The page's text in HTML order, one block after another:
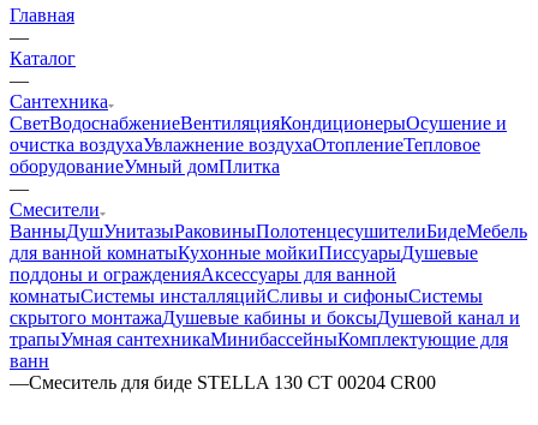
Главная
—
Каталог
—
Сантехника
СветВодоснабжениеВентиляцияКондиционерыОсушение и
очистка воздухаУвлажнение воздухаОтоплениеТепловое
оборудованиеУмный домПлитка
—
Смесители
ВанныДушУнитазыРаковиныПолотенцесушителиБидеМебель
для ванной комнатыКухонные мойкиПиссуарыДушевые
поддоны и огражденияАксессуары для ванной
комнатыСистемы инсталляцийСливы и сифоныСистемы
скрытого монтажаДушевые кабины и боксыДушевой канал и
трапыУмная сантехникаМинибассейныКомплектующие для
ванн
—Смеситель для биде STELLA 130 CT 00204 CR00